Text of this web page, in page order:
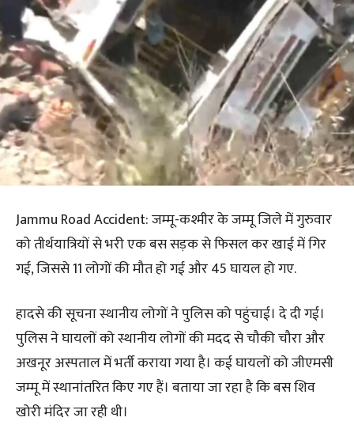
Jammu Road Accident: जम्मू-कश्मीर के जम्मू जिले में गुरुवार
को तीर्थयात्रियों से भरी एक बस सड़क से फिसल कर खाई में गिर
गई, जिससे 11 लोगों की मौत हो गई और 45 घायल हो गए.
हादसे की सूचना स्थानीय लोगों ने पुलिस को पहुंचाई। दे दी गई।
पुलिस ने घायलों को स्थानीय लोगों की मदद से चौकी चौरा और
अखनूर अस्पताल में भर्ती कराया गया है। कई घायलों को जीएमसी
जम्मू में स्थानांतरित किए गए हैं। बताया जा रहा है कि बस शिव
खोरी मंदिर जा रही थी।